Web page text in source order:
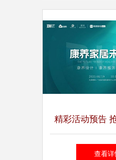
精彩活动预告
动,2023东莞国
查看详